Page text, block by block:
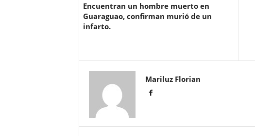
Encuentran un hombre muerto en
Guaraguao, confirman murió de un
infarto.
Mariluz Florian